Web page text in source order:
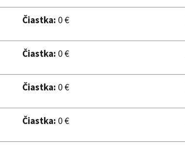
Čiastka: 0 €
Čiastka: 0 €
Čiastka: 0 €
Čiastka: 0 €